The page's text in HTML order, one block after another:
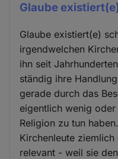
Glaube
Glaube existiert(e)
irgendwelchen
ihn seit
ständig ihre
gerade durch das
eigentlich wenig
Religion zu tun
Kirchenleute
relevant - weil sie